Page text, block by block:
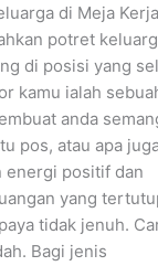
di Meja Kerja
potret
di posisi yang
kamu ialah
anda
pos, atau apa
energi positif dan
yang
tidak jenuh.
Bagi jenis